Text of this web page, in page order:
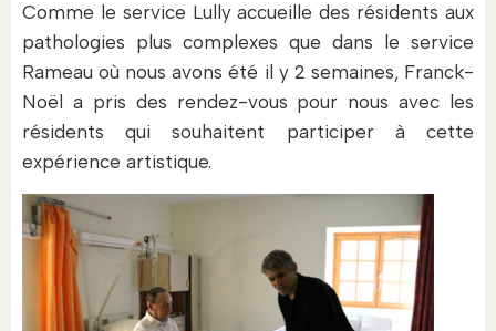
Comme le service Lully accueille des résidents aux
pathologies plus complexes que dans le service
Rameau où nous avons été il y 2 semaines, Franck-
Noël a pris des rendez-vous pour nous avec les
résidents qui souhaitent participer à cette
expérience artistique.